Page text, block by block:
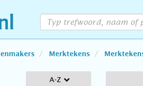
Merktekens
A-Z